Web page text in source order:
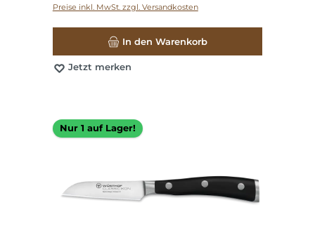
Preise inkl. MwSt. zzgl. Versandkosten
In den Warenkorb
Jetzt merken
Nur 1 auf Lager!